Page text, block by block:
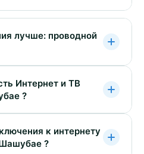
лучше: проводной
Интернет и ТВ
Казахтелеком в Шашубае ?
к интернету
и ТВ Казахтелеком в Шашубае ?